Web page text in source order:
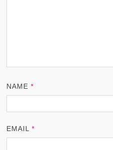
NAME*
EMAIL*